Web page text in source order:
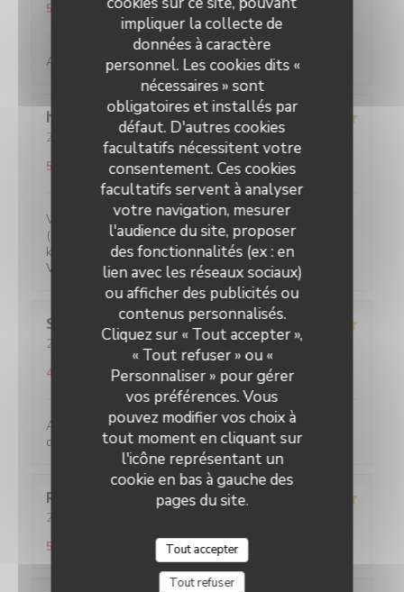
impliquer la collecte de
données à caractère
personnel. Les cookies dits «
nécessaires » sont
obligatoires et installés par
défaut. D'autres cookies
facultatifs nécessitent votre
consentement. Ces cookies
facultatifs servent à analyser
votre navigation, mesurer
l'audience du site, proposer
des fonctionnalités (ex : en
lien avec les réseaux sociaux)
ou afficher des publicités ou
contenus personnalisés.
Cliquez sur « Tout accepter »,
« Tout refuser » ou «
Personnaliser » pour gérer
vos préférences. Vous
pouvez modifier vos choix à
tout moment en cliquant sur
l'icône représentant un
cookie en bas à gauche des
pages du site.
Tout accepter
Tout refuser
5
Absolument parfait, comme toujours !
hans
2026-05-27
- 20:30 - Couverts 2
5/5 Ambiance: 4/5 Cuisine:5/5 Qualité / Prix
5
Verrassende gerechten voor een eerlijke prijs. Water
(plat of bruis) is gratis. 2-persoons tafeltjes zijn wat
klein maar ze hebben ook niet veel ruimte.
Vriendelijke bediening!
Sylviane
2026-05-25- 13:00 - Couverts 2
Ambiance: 5/5 Cuisine :5/5 Qualité / Prix
4
Accueil parfait. Accueil parfait. Plats toujours
délicieux et raffinés.
Romane
2026-05-21
5